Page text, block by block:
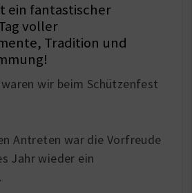
ein fantastischer
voller
Tradition und
wir beim Schützenfest
Antreten war die Vorfreude
Jahr wieder ein